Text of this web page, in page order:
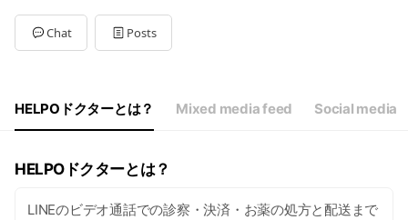
Chat Posts
HELPOドクターとは？ Mixed media feed Social media
HELPOドクターとは？
LINEのビデオ通話での診察・決済・お薬の処方と配送まで